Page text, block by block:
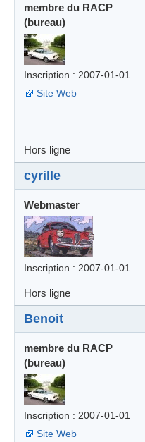
membre du RACP
(bureau)
Inscription : 2007-01-01
Site Web
Hors ligne
cyrille
Webmaster
Inscription : 2007-01-01
Hors ligne
Benoit
membre du RACP
(bureau)
Inscription : 2007-01-01
Site Web